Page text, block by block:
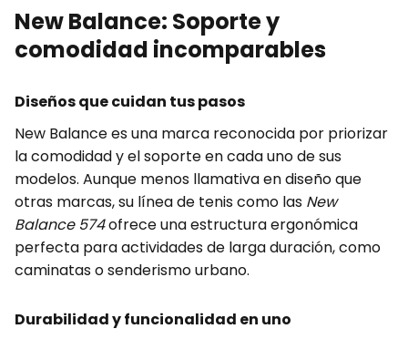
New Balance: Soporte y
comodidad incomparables
Diseños que cuidan tus pasos
New Balance es una marca reconocida por priorizar
la comodidad y el soporte en cada uno de sus
modelos. Aunque menos llamativa en diseño que
otras marcas, su línea de tenis como las New
Balance 574ofrece una estructura ergonómica
perfecta para actividades de larga duración, como
caminatas o senderismo urbano.
Durabilidad y funcionalidad en uno